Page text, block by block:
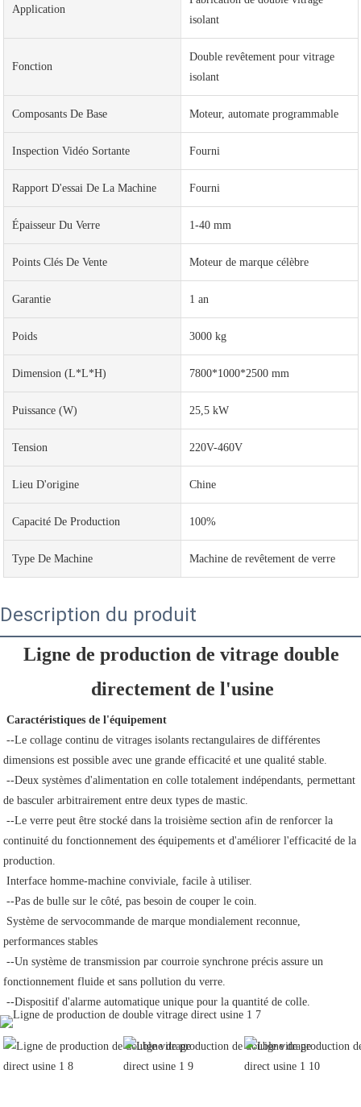
Application
isolant
Fonction
Double revêtement pour vitrage
isolant
Composants De Base Moteur, automate programmable
Inspection Vidéo Sortante Fourni
Rapport D'essai De La Machine Fourni
Épaisseur Du Verre 1-40 mm
Points Clés De Vente Moteur de marque célèbre
Garantie 1 an
Poids 3000 kg
Dimension (L*l*H) 7800*1000*2500 mm
Puissance (W) 25,5 kW
Tension 220V-460V
Lieu D'origine Chine
Capacité De Production 100%
Type De Machine Machine de revêtement de verre
Description du produit
Ligne de production de vitrage double
directement de l'usine
Caractéristiques de l'équipement
dimensions est possible avec une grande efficacité et une qualité stable.
de basculer arbitrairement entre deux types de mastic.
continuité du fonctionnement des équipements et d'améliorer l'efficacité de la
production.
Interface homme-machine conviviale, facile à utiliser.
--Pas de bulle sur le côté, pas besoin de couper le coin.
performances stables
fonctionnement fluide et sans pollution du verre.
--Dispositif d'alarme automatique unique pour la quantité de colle.